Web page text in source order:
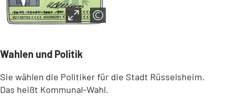
Wahlen und Politik
Sie wählen die Politiker für die Stadt Rüsselsheim.
Das heißt Kommunal-Wahl.